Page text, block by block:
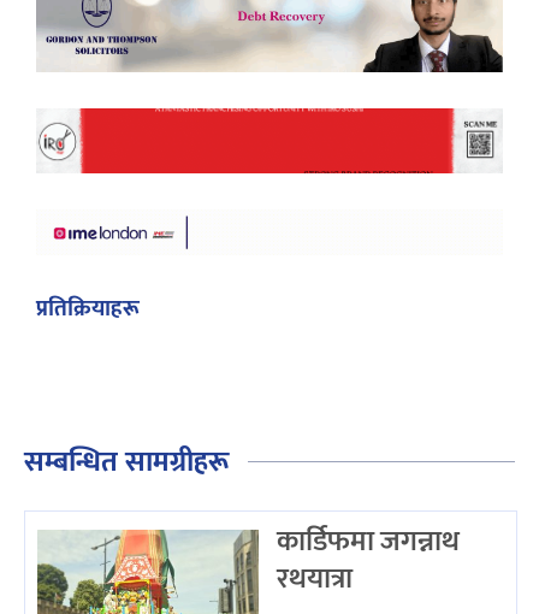
प्रतिक्रियाहरू
सम्बन्धित सामग्रीहरू
कार्डिफमा जगन्नाथ
रथयात्रा